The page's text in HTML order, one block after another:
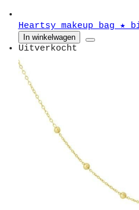
Heartsy makeup bag ★
In winkelwagen
Uitverkocht